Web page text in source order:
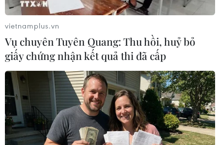
nghiệm, cứ thế xoay vòng lần lượt từng người,
như vậy sẽ tiết kiệm được chi phí xét nghiệm
cho doanh nghiệp. Còn với doanh nghiệp nhỏ
với 15 lao động, chỉ cần xét nghiệm một
người/ngày.
Tích cực tìm kiếm cơ hội
Trong khi đó, tại VIETNAM CEO FORUM với
phiên bản đặc biệt OPEN TALKS-The paths
forward - Những con đường phía trước, được
vietnamplus.vn
Vụ chuyên Tuyên Quang: Thu hồi, huỷ bỏ
giấy chứng nhận kết quả thi đã cấp